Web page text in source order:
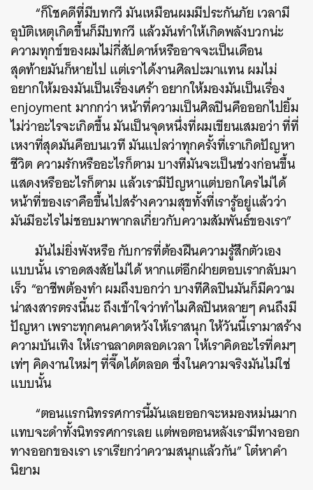
“ก็โชคดีที่มีบทกวี มันเหมือนผมมีประกันภัย เวลามี
อุบัติเหตุเกิดขึ้นก็มีบทกวี แล้วมันทำให้เกิดพลังบวกน่ะ
ความทุกข์ของผมไม่กี่สัปดาห์หรืออาจจะเป็นเดือน
สุดท้ายมันก็หายไป แต่เราได้งานศิลปะมาแทน ผมไม่
อยากให้มองมันเป็นเรื่องเศร้า อยากให้มองมันเป็นเรื่อง
enjoyment มากกว่า หน้าที่ความเป็นศิลปินคือออกไปยิ้ม
ไม่ว่าอะไรจะเกิดขึ้น มันเป็นจุดหนึ่งที่ผมเขียนเสมอว่าที่ที่
เหงาที่สุดมันคือบนเวที มันแปลว่าทุกครั้งที่เราเกิดปัญหา
ชีวิต ความรักหรืออะไรก็ตาม บางทีมันจะเป็นช่วงก่อนขึ้น
แสดงหรืออะไรก็ตาม แล้วเรามีปัญหาแต่บอกใครไม่ได้
หน้าที่ของเราคือขึ้นไปสร้างความสุขทั้งที่เรารู้อยู่แล้วว่า
มันมีอะไรไม่ชอบมาพากลเกี่ยวกับความสัมพันธ์ของเรา”
มันไม่ยิ่งพังหรือ กับการที่ต้องฝืนความรู้สึกตัวเอง
แบบนั้น เราอดสงสัยไม่ได้ หากแต่อีกฝ่ายตอบเรากลับมา
เร็ว “อาชีพต้องทำ ผมถึงบอกว่าบางทีศิลปินมันก็มีความ
น่าสงสารตรงนี้นะ ถึงเข้าใจว่าทำไมศิลปินหลายๆ คนถึงมี
ปัญหา เพราะทุกคนคาดหวังให้เราสนุก ให้วันนี้เรามาสร้าง
ความบันเทิง ให้เราฉลาดตลอดเวลา ให้เราคิดอะไรที่คมๆ
เท่ๆ คิดงานใหม่ๆ ที่จี๊ดได้ตลอด ซึ่งในความจริงมันไม่ใช่
แบบนั้น
“ตอนแรกนิทรรศการนี้มันเลยออกจะหมองหม่นมาก
แทบจะดำทั้งนิทรรศการเลย แต่พอตอนหลังเรามีทางออก
ทางออกของเรา เราเรียกว่าความสนุกแล้วกัน” โต๋หาคำ
นิยาม